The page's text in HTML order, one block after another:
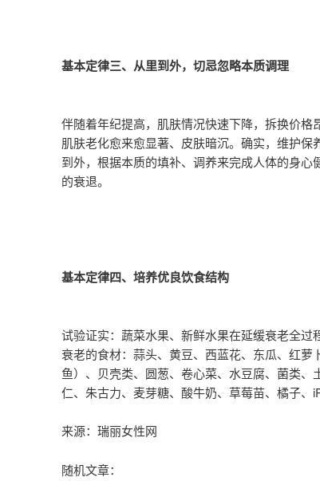
基本定律三、从里到外，切忌忽略本质调理
伴随着年纪提高，肌肤情况快速下降，拆换价
肌肤老化愈来愈显著、皮肤暗沉。确实，维护保
到外，根据本质的填补、调养来完成人体的身
的衰退。
基本定律四、培养优良饮食结构
试验证实：蔬菜水果、新鲜水果在延缓衰老全
衰老的食材：蒜头、黄豆、西蓝花、东瓜、红
鱼）、贝壳类、圆葱、卷心菜、水豆腐、菌类
仁、朱古力、麦芽糖、酸牛奶、草莓苗、橘子、
来源：瑞丽女性网
随机文章：